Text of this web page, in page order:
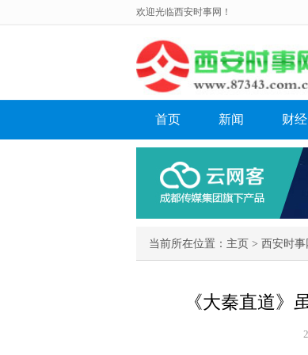
欢迎光临西安时事网！
首页 新闻 财经
当前所在位置： 主页 > 西安时事
《大秦直道》